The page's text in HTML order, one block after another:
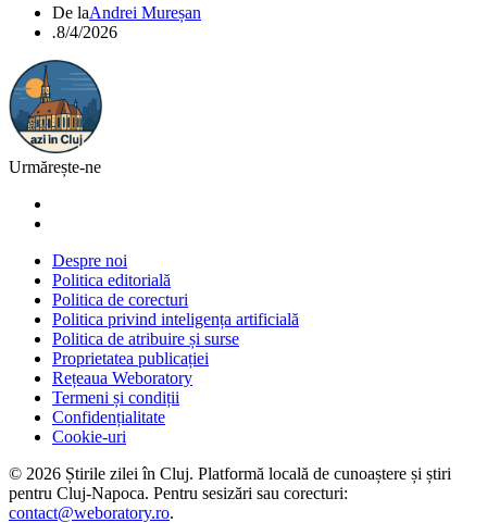
De laAndrei Mureșan
.8/4/2026
Urmărește-ne
Despre noi
Politica editorială
Politica de corecturi
Politica privind inteligența artificială
Politica de atribuire și surse
Proprietatea publicației
Rețeaua Weboratory
Termeni și condiții
Confidențialitate
Cookie-uri
© 2026 Știrile zilei în Cluj. Platformă locală de cunoaștere și știri
pentru Cluj-Napoca. Pentru sesizări sau corecturi:
contact@weboratory.ro.